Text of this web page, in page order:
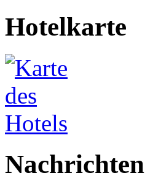
Hotelkarte
Nachrichten